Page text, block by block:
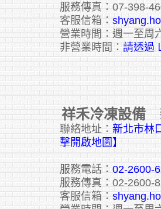
服務傳真：07-398-
客服信箱：
營業時間：週一至周
非營業時間： 請透過
祥禾冷凍設備
聯絡地址： 新北市林
擊開啟地圖】
服務電話： 02-2600-
服務傳真：02-2600-
客服信箱：